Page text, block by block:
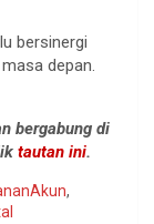
bersinergi
depan.
bergabung di
tautan ini.
,